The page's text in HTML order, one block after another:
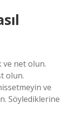
ve net olun.
olun.
ve
Söylediklerine